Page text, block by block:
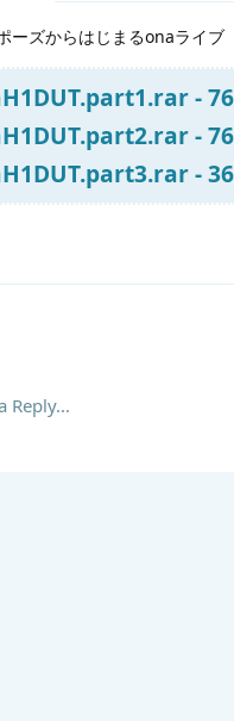
ーズからはじまるonaライブ
-
-
-
Reply...